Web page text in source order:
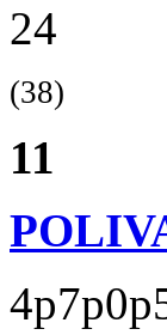
24
(38)
11